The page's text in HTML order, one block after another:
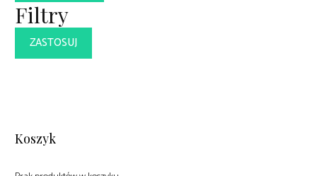
Filtry
ZASTOSUJ
Koszyk